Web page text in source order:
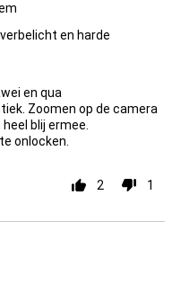
en harde
en qua
Zoomen op de camera
blij ermee.
onlocken.
2 1